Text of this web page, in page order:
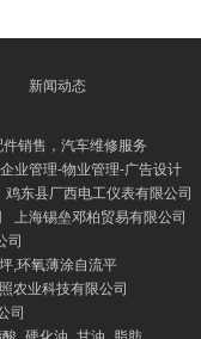
新闻动态
销售，汽车维修服务
业管理-物业管理-广告设计
鸡东县厂西电工仪表有限公司
上海锡垒邓柏贸易有限公司
司
,环氧薄涂自流平
农业科技有限公司
司